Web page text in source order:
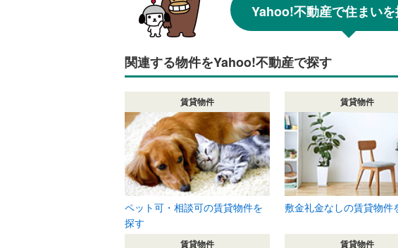
Yahoo!不動産で住まいを
関連する物件をYahoo!不動産で探す
賃貸物件
ペット可・相談可の賃貸物件を
探す
賃貸物件
敷金礼金なしの賃貸物件
賃貸物件 賃貸物件